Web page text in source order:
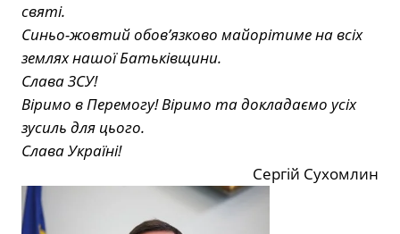
святі.
Синьо-жовтий обов’язково майорітиме на всіх
землях нашої Батьківщини.
Слава ЗСУ!
Віримо в Перемогу! Віримо та докладаємо усіх
зусиль для цього.
Слава Україні!
Сергій Сухомлин